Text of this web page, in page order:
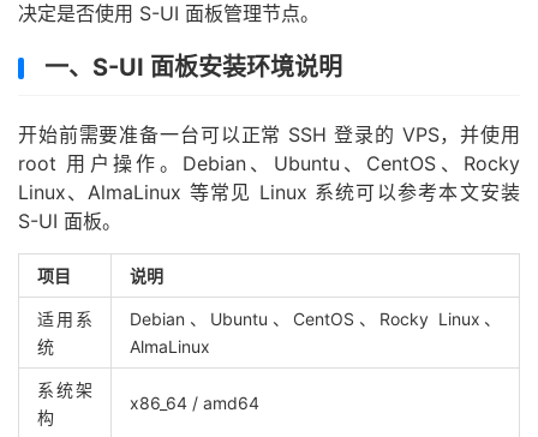
决定是否使用 S-UI 面板管理节点。
一、S-UI 面板安装环境说明
开始前需要准备一台可以正常 SSH 登录的 VPS，并使用
root 用户操作。Debian、Ubuntu、CentOS、Rocky
Linux、AlmaLinux 等常见 Linux 系统可以参考本文安装
S-UI 面板。
项目 说明
适用系
统
Debian、Ubuntu、CentOS、Rocky Linux、
AlmaLinux
系统架
构
x86_64 / amd64